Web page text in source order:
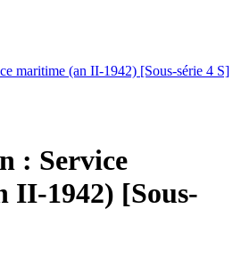
maritime (an II-1942) [Sous-série 4 S]
: Service
II-1942) [Sous-